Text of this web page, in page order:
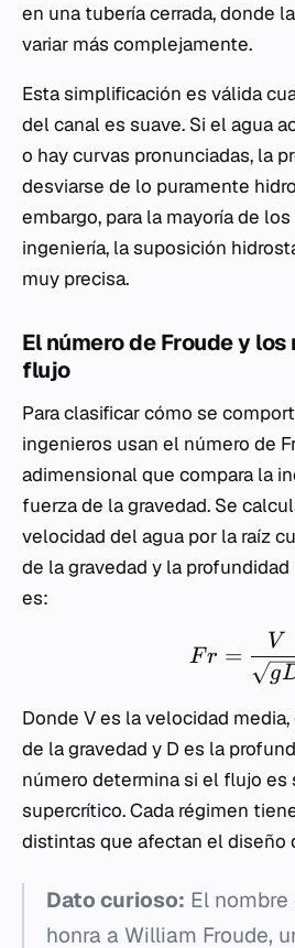
en una tubería cerrada, donde
variar más complejamente.
Esta simplificación es válida
del canal es suave. Si el agua
o hay curvas pronunciadas, la
desviarse de lo puramente
embargo, para la mayoría de
ingeniería, la suposición
muy precisa.
El número de Froude y
flujo
Para clasificar cómo se
ingenieros usan el número de
adimensional que compara la
fuerza de la gravedad. Se
velocidad del agua por la raíz
de la gravedad y la
es:
F r =
g
V
Donde Ves la velocidad media,
de la gravedad y D es la
número determina si el flujo es
supercrítico. Cada régimen
distintas que afectan el diseño
Dato curioso: El
honra a William Froude,